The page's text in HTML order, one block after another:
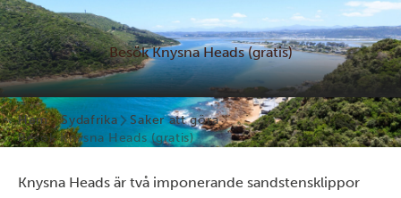
Besök Knysna Heads (gratis)
Hem Sydafrika
Saker att göra
Besök Knysna Heads (gratis)
Knysna Heads är två imponerande sandstensklippor